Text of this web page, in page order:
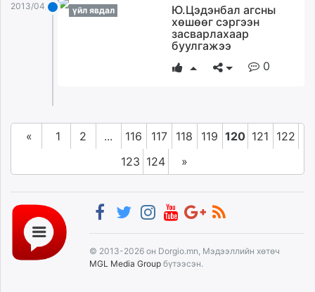
2013/04/15 үйл явдал
Ю.Цэдэнбал агсны
хөшөөг сэргээн
засварлахаар
буулгажээ
0
« 1 2 ... 116 117 118 119 120 121
122
123 124 »
© 2013-2026 он Dorgio.mn, Мэдээллийн хөтөч
MGL Media Group бүтээсэн.